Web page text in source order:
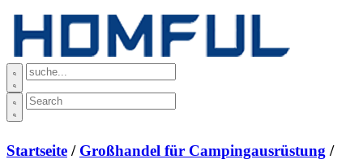
Startseite / Großhandel für Campingausrüstung /